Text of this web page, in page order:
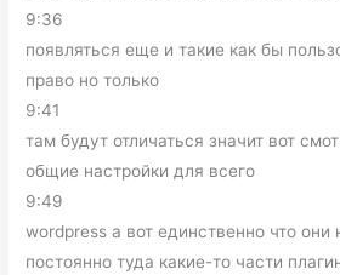
9:36
появляться еще и такие как бы
право но только
9:41
там будут отличаться значит вот
общие настройки для всего
9:49
wordpress а вот единственно что они
постоянно туда какие-то части